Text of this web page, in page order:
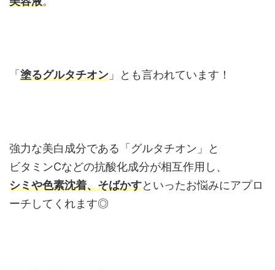
「 塗るグルタチオン 」とも言われています！
強力な美白成分である「グルタチオン」と
ビタミンCなどの抗酸化成分が相互作用し、
シミや色素沈着、そばかすといったお悩みにアプロ
ーチしてくれます◎